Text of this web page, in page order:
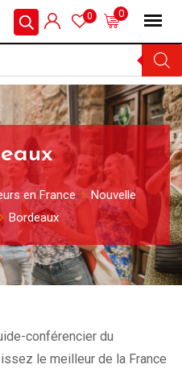
0
0
en France
Nouvelle
Bordeaux
conférencier du
le meilleur de la France